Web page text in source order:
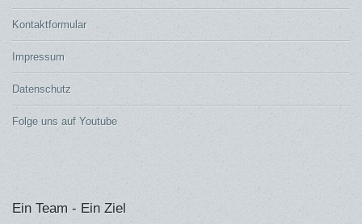
Kontaktformular
Impressum
Datenschutz
Folge uns auf Youtube
Ein Team - Ein Ziel